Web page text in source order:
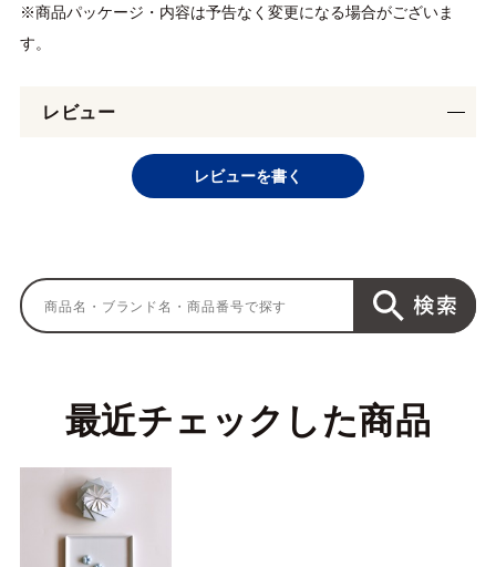
※商品パッケージ・内容は予告なく変更になる場合がございま
す。
レビュー
レビューを書く
最近チェックした商品